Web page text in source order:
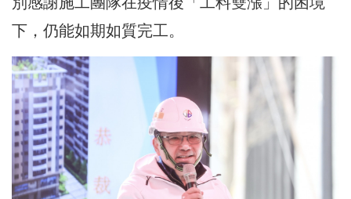
下，仍能如期如質完工。